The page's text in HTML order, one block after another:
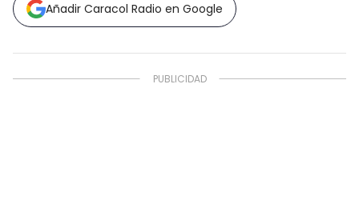
Añadir Caracol Radio en Google